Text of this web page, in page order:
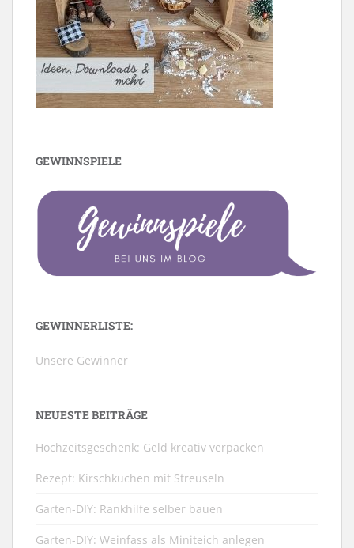
GEWINNSPIELE
GEWINNERLISTE:
Unsere Gewinner
NEUESTE BEITRÄGE
Hochzeitsgeschenk: Geld kreativ verpacken
Rezept: Kirschkuchen mit Streuseln
Garten-DIY: Rankhilfe selber bauen
Garten-DIY: Weinfass als Miniteich anlegen